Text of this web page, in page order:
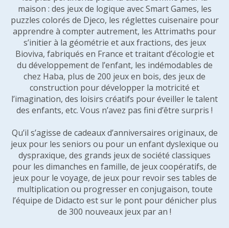
maison : des jeux de logique avec Smart Games, les
puzzles colorés de Djeco, les réglettes cuisenaire pour
apprendre à compter autrement, les Attrimaths pour
s’initier à la géométrie et aux fractions, des jeux
Bioviva, fabriqués en France et traitant d’écologie et
du développement de l’enfant, les indémodables de
chez Haba, plus de 200 jeux en bois, des jeux de
construction pour développer la motricité et
l’imagination, des loisirs créatifs pour éveiller le talent
des enfants, etc. Vous n’avez pas fini d’être surpris !
Qu’il s’agisse de cadeaux d’anniversaires originaux, de
jeux pour les seniors ou pour un enfant dyslexique ou
dyspraxique, des grands jeux de société classiques
pour les dimanches en famille, de jeux coopératifs, de
jeux pour le voyage, de jeux pour revoir ses tables de
multiplication ou progresser en conjugaison, toute
l’équipe de Didacto est sur le pont pour dénicher plus
de 300 nouveaux jeux par an !